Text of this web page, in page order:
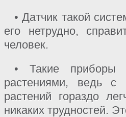
• Датчик такой
его нетрудно,
человек.
• Такие приборы
растениями, ведь с
растений гораздо
никаких трудностей.